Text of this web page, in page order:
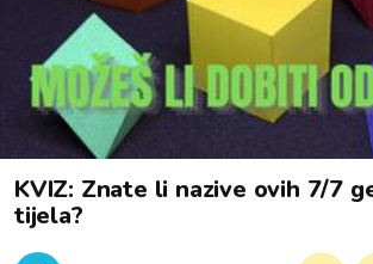
KVIZ: Znate li nazive ovih 7/7
tijela?